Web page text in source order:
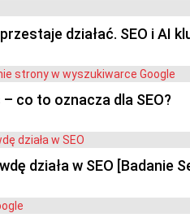
działać. SEO i
co to oznacza dla SEO?
działa w SEO [Badanie